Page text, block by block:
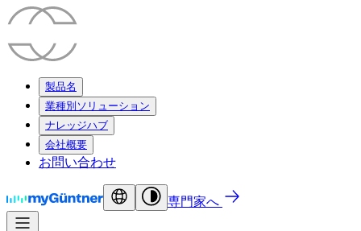
製品名
業種別ソリューション
ナレッジハブ
会社概要
お問い合わせ
専門家へ